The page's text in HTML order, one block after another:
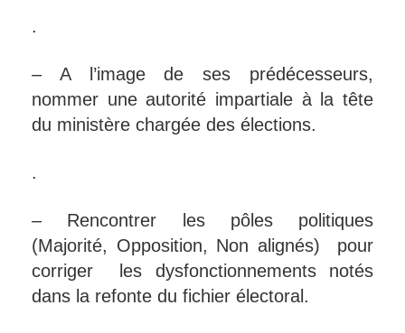
.
– A l’image de ses prédécesseurs,
nommer une autorité impartiale à la tête
du ministère chargée des élections.
.
– Rencontrer les pôles politiques
(Majorité, Opposition, Non alignés) pour
corriger les dysfonctionnements notés
dans la refonte du fichier électoral.